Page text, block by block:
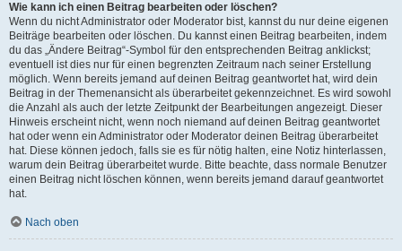
Wie kann ich einen Beitrag bearbeiten oder löschen?
Wenn du nicht Administrator oder Moderator bist, kannst du nur deine eigenen
Beiträge bearbeiten oder löschen. Du kannst einen Beitrag bearbeiten, indem
du das „Ändere Beitrag“-Symbol für den entsprechenden Beitrag anklickst;
eventuell ist dies nur für einen begrenzten Zeitraum nach seiner Erstellung
möglich. Wenn bereits jemand auf deinen Beitrag geantwortet hat, wird dein
Beitrag in der Themenansicht als überarbeitet gekennzeichnet. Es wird sowohl
die Anzahl als auch der letzte Zeitpunkt der Bearbeitungen angezeigt. Dieser
Hinweis erscheint nicht, wenn noch niemand auf deinen Beitrag geantwortet
hat oder wenn ein Administrator oder Moderator deinen Beitrag überarbeitet
hat. Diese können jedoch, falls sie es für nötig halten, eine Notiz hinterlassen,
warum dein Beitrag überarbeitet wurde. Bitte beachte, dass normale Benutzer
einen Beitrag nicht löschen können, wenn bereits jemand darauf geantwortet
hat.
Nach oben